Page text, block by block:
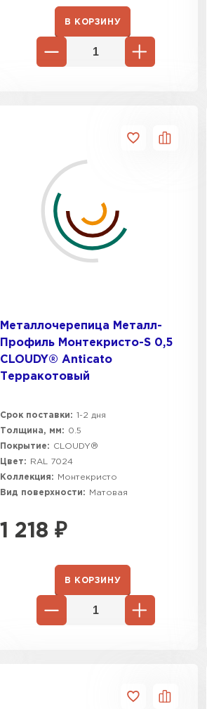
В КОРЗИНУ
Металлочерепица Металл-
Профиль Монтекристо-S 0,5
CLOUDY® Anticato
Терракотовый
Срок поставки: 1-2 дня
Толщина, мм:
0.5
Покрытие:
CLOUDY®
Цвет:
RAL 7024
Коллекция:
Монтекристо
Вид поверхности:
Матовая
1 218 ₽
В КОРЗИНУ